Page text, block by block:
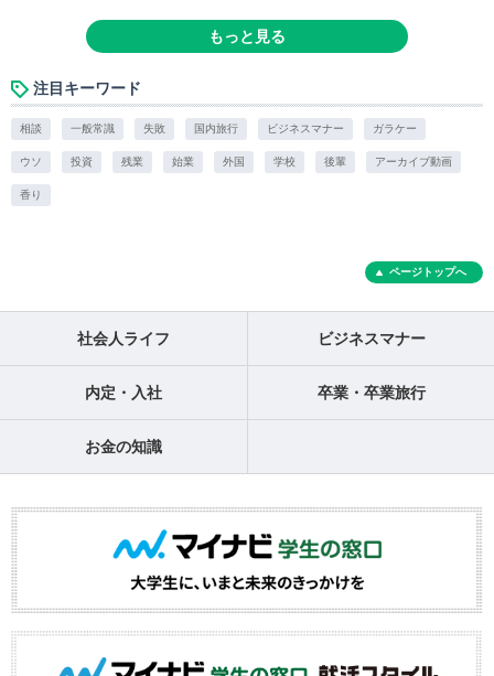
もっと見る
注目キーワード
相談 一般常識 失敗 国内旅行 ビジネスマナー ガラケー
ウソ 投資 残業 始業 外国 学校 後輩 アーカイブ動画
香り
ページトップへ
社会人ライフ ビジネスマナー
内定・入社 卒業・卒業旅行
お金の知識